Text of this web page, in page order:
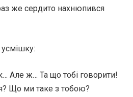
же сердито нахнюпився
Але ж… Та що тобі говорити!
Що ми таке з тобою?